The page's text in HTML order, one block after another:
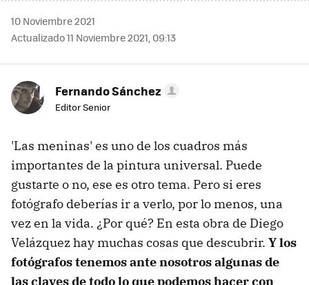
10 Noviembre 2021
Actualizado 11 Noviembre 2021, 09:13
Fernando Sánchez
Editor Senior
'Las meninas' es uno de los cuadros más
importantes de la pintura universal. Puede
gustarte o no, ese es otro tema. Pero si eres
fotógrafo deberías ir a verlo, por lo menos, una
vez en la vida. ¿Por qué? En esta obra de Diego
Velázquez hay muchas cosas que descubrir. Y los
fotógrafos tenemos ante nosotros algunas de
las claves de todo lo que podemos hacer con